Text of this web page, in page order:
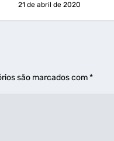
21 de abril de 2020
são marcados com*